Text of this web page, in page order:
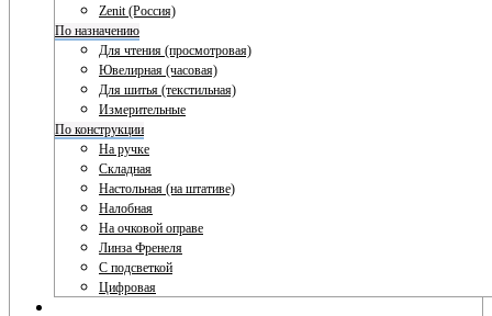
Zenit (Россия)
По назначению
Для чтения (просмотровая)
Ювелирная (часовая)
Для шитья (текстильная)
Измерительные
По конструкции
На ручке
Складная
Настольная (на штативе)
Налобная
На очковой оправе
Линза Френеля
С подсветкой
Цифровая